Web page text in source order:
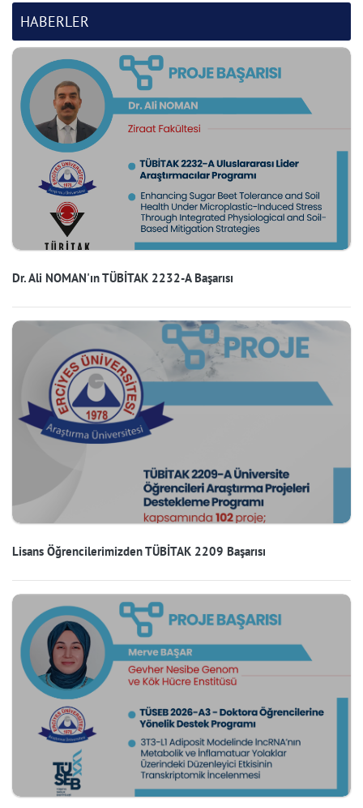
HABERLER
Dr. Ali NOMAN'ın TÜBİTAK 2232-A Başarısı
Lisans Öğrencilerimizden TÜBİTAK 2209 Başarısı